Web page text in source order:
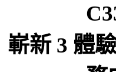
新 3 體